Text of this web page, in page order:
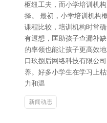
枢纽工夫，而小学培训机
择。 最初，小学培训机构
课程比较，培训机构时常
有遐想，匡助孩子查漏补
的率领也能让孩子更高效
口玖捌后网络科技有限公
养。好多小学生在学习上
力和温
新闻动态